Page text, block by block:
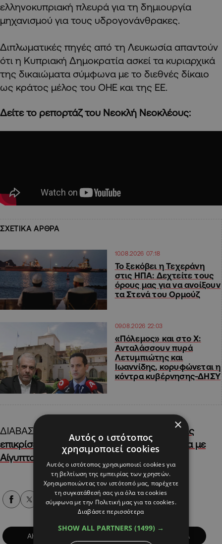
ελληνοκυπριακή πλευρά για τη δημιουργία
μηχανισμού για τους υδρογονάνθρακες.
Διπλωματικές πηγές από τη Λευκωσία απαντούν
ότι η Κυπριακή Δημοκρατία ασκεί τα κυριαρχικά
της δικαιώματα σύμφωνα με το διεθνές δίκαιο
ως κράτος μέλος του ΟΗΕ και της ΕΕ.
Δείτε το ρεπορτάζ του Νεοκλή Νεοκλέους:
ΣΧΕΤΙΚΑ ΑΡΘΡΑ
10.08.2026 07:18
Το ξεκόβει η Τεχεράνη
στις ΗΠΑ: Δεχτείτε τους
όρους μας για να ανοίξουν
τα Στενά του Ορμούζ
09.08.2026 22:03
«Πόλεμος» και στο Χ:
Ανταλάσσουν πυρά
Λετυμπιώτης και
Ιωαννίδης, κορυφώνεται η
κόντρα κυβέρνησης-ΔΗΣΥ
ΔΙΑΒΑΣΤΕ ΕΠΙΣΗΣ:
Η Λευκωσία απαντά στις
επικρίσεις ψευδοκράτους για τη συμφωνία με
Αίγυπτο στο ΦΑ | AlphaNews
Alpha Podcasts
ΑΗΚ ΕΝΕΡΓΕΙΑ
×
Αυτός ο ιστότοπος
χρησιμοποιεί cookies
Αυτός ο ιστότοπος χρησιμοποιεί cookies για
τη βελτίωση της εμπειρίας των χρηστών.
Χρησιμοποιώντας τον ιστότοπό μας, παρέχετε
τη συγκατάθεσή σας για όλα τα cookies
σύμφωνα με την Πολιτική μας για τα cookies.
Διαβάστε περισσότερα
SHOW ALL PARTNERS (1499) →